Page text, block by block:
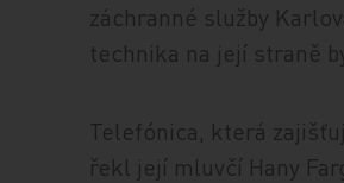
záchranné služby
technika na její straně
Telefónica, která
řekl její mluvčí Hany